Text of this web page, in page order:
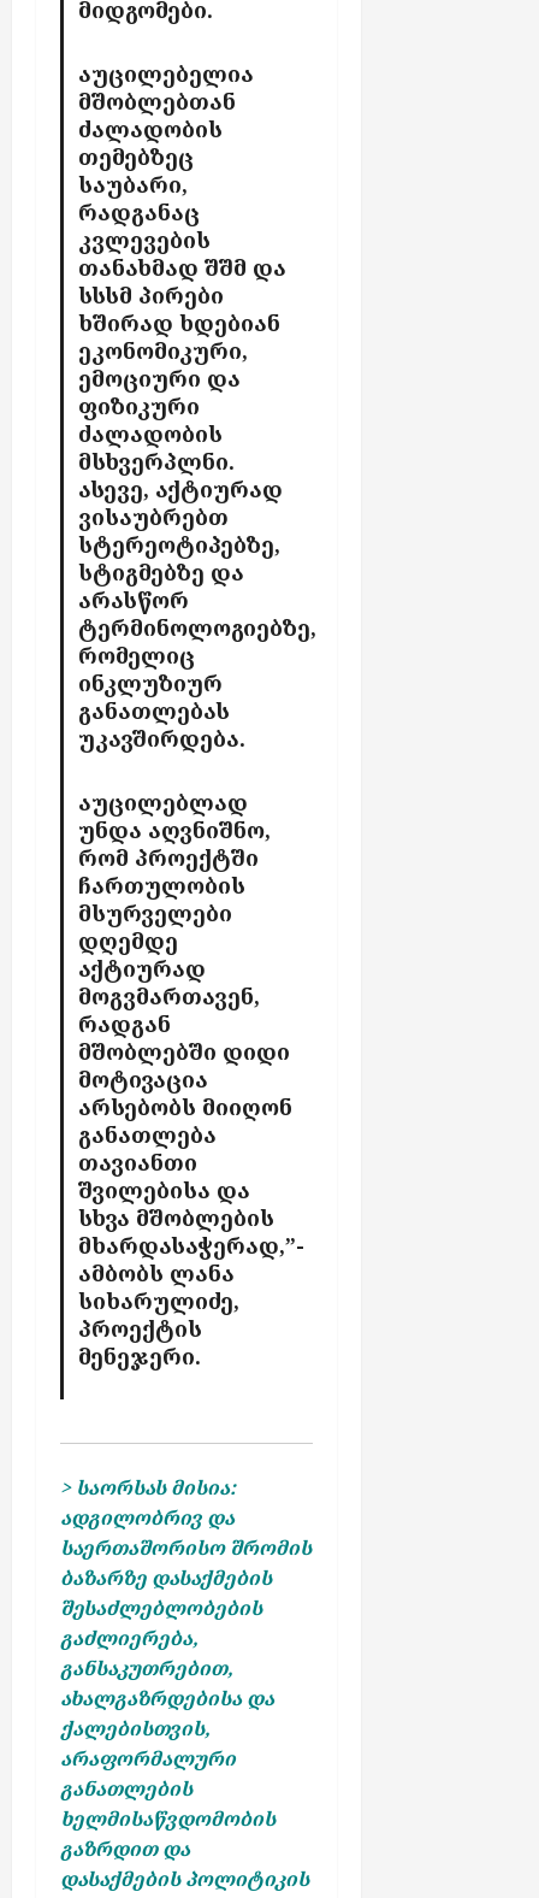
მიდგომები.
აუცილებელია
მშობლებთან
ძალადობის
თემებზეც
საუბარი,
რადგანაც
კვლევების
თანახმად შშმ და
სსსმ პირები
ხშირად ხდებიან
ეკონომიკური,
ემოციური და
ფიზიკური
ძალადობის
მსხვერპლნი.
ასევე, აქტიურად
ვისაუბრებთ
სტერეოტიპებზე,
სტიგმებზე და
არასწორ
ტერმინოლოგიებზე,
რომელიც
ინკლუზიურ
განათლებას
უკავშირდება.
აუცილებლად
უნდა აღვნიშნო,
რომ პროექტში
ჩართულობის
მსურველები
დღემდე
აქტიურად
მოგვმართავენ,
რადგან
მშობლებში დიდი
მოტივაცია
არსებობს მიიღონ
განათლება
თავიანთი
შვილებისა და
სხვა მშობლების
მხარდასაჭერად,”-
ამბობს ლანა
სიხარულიძე,
პროექტის
მენეჯერი.
> საორსას მისია:
ადგილობრივ და
საერთაშორისო შრომის
ბაზარზე დასაქმების
შესაძლებლობების
გაძლიერება,
განსაკუთრებით,
ახალგაზრდებისა და
ქალებისთვის,
არაფორმალური
განათლების
ხელმისაწვდომობის
გაზრდით და
დასაქმების პოლიტიკის